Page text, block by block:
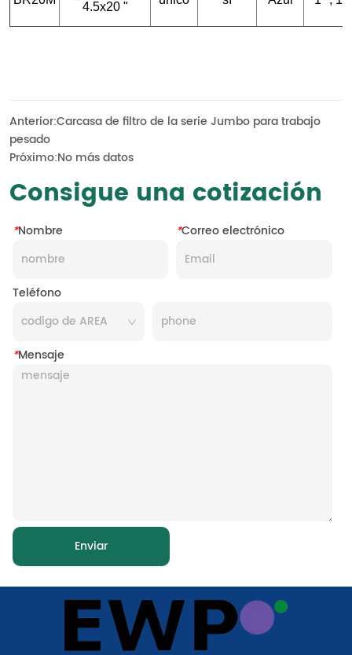
Anterior:Carcasa de filtro de la serie Jumbo para trabajo
pesado
Próximo:No más datos
Consigue una cotización
*Nombre *Correo electrónico
Teléfono
*Mensaje
Enviar